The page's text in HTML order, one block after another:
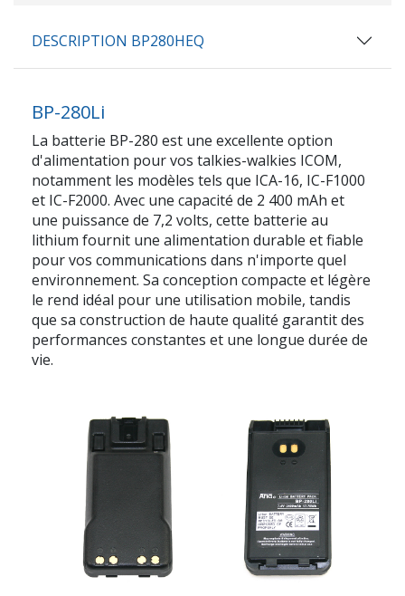
DESCRIPTION BP280HEQ
BP-280Li
La batterie BP-280 est une excellente option
d'alimentation pour vos talkies-walkies ICOM,
notamment les modèles tels que ICA-16, IC-F1000
et IC-F2000. Avec une capacité de 2 400 mAh et
une puissance de 7,2 volts, cette batterie au
lithium fournit une alimentation durable et fiable
pour vos communications dans n'importe quel
environnement. Sa conception compacte et légère
le rend idéal pour une utilisation mobile, tandis
que sa construction de haute qualité garantit des
performances constantes et une longue durée de
vie.